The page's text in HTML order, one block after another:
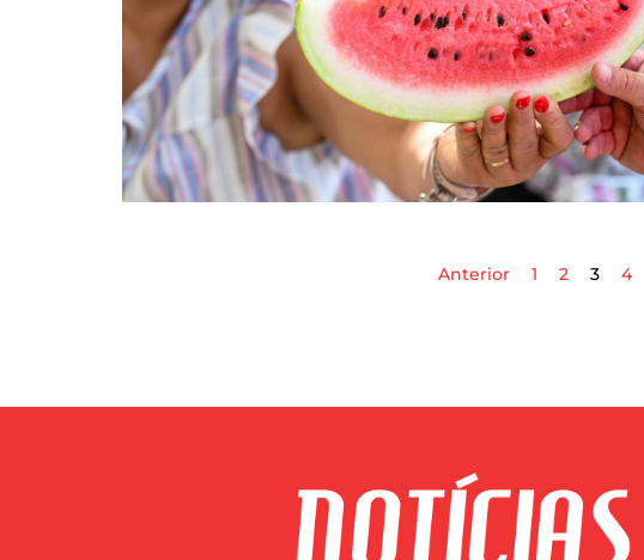
Anterior 1 2 3 4